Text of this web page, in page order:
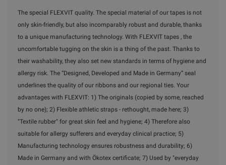
The special FLEXVIT quality. The special material of our tapes is not
only skin-friendly, but also incomparably robust and durable, thanks
to a unique manufacturing technology. With FLEXVIT tapes , the
uncomfortable tugging on the skin is a thing of the past. Thanks to
their washability, they also set new standards in terms of hygiene and
allergy risk. The “Designed, Developed and Made in Germany” seal
underlines the quality of our ribbons and our regional ties. Your
advantages with FLEXVIT: 1) The originals (copied by some, reached
by no one); 2) Flexible athletic straps - rethought, made here; 3)
"Textile rubber" for great skin feel and hygiene; 4) Therefore also
suitable for allergy sufferers and everyday clinical practice; 5)
Manufacturing technology ensures robustness and durability; 6)
Made in Germany and with Ökotex certificate; 7) Used by "everyday